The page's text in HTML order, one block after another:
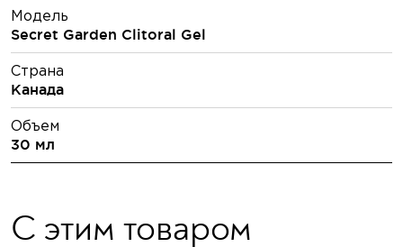
Модель
Secret Garden Clitoral Gel
Страна
Канада
Объем
30 мл
С этим товаром